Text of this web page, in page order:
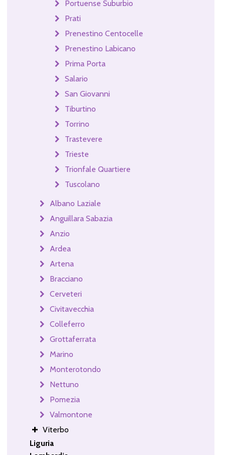
Portuense Suburbio
Prati
Prenestino Centocelle
Prenestino Labicano
Prima Porta
Salario
San Giovanni
Tiburtino
Torrino
Trastevere
Trieste
Trionfale Quartiere
Tuscolano
Albano Laziale
Anguillara Sabazia
Anzio
Ardea
Artena
Bracciano
Cerveteri
Civitavecchia
Colleferro
Grottaferrata
Marino
Monterotondo
Nettuno
Pomezia
Valmontone
Viterbo
Liguria